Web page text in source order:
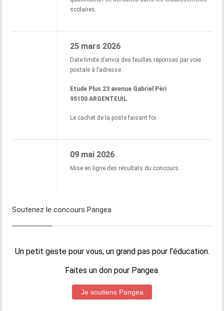
scolaires.
25 mars 2026
Date limite d’envoi des feuilles réponses par voie
postale à l’adresse :
Etude Plus 23 avenue Gabriel Péri
95100 ARGENTEUIL
Le cachet de la poste faisant foi.
09 mai 2026
Mise en ligne des résultats du concours
Soutenez le concours Pangea
Un petit geste pour vous, un grand pas pour l’éducation.
Faites un don pour Pangea.
Je soutiens Pangea